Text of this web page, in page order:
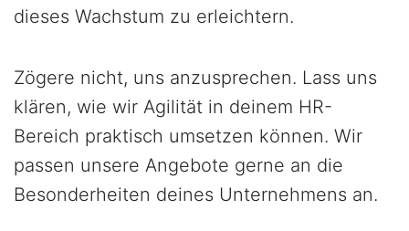
dieses Wachstum zu erleichtern.
Zögere nicht, uns anzusprechen. Lass uns
klären, wie wir Agilität in deinem HR-
Bereich praktisch umsetzen können. Wir
passen unsere Angebote gerne an die
Besonderheiten deines Unternehmens an.